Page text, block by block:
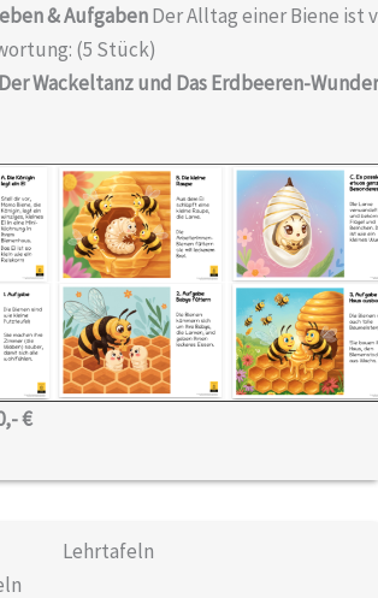
& AufgabenDer Alltag einer Biene ist
(5 Stück)
Wackeltanz und Das Erdbeeren-Wunder
€
Lehrtafeln